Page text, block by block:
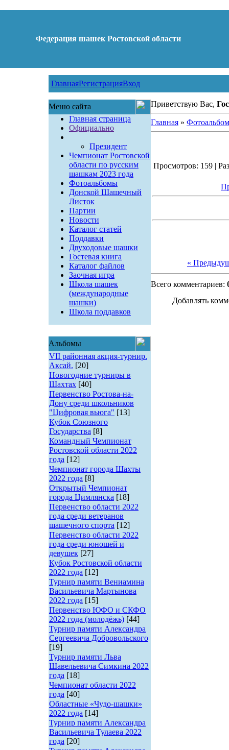
Федерация шашек Ростовской области
ГлавнаяРегистрацияВход
Меню сайта
Главная страница
Официально
Президент
Чемпионат Ростовской
области по русским
шашкам 2023 года
Фотоальбомы
Донской Шашечный
Листок
Партии
Новости
Каталог статей
Поддавки
Двуходовые шашки
Гостевая книга
Каталог файлов
Заочная игра
Школа шашек
(международные
шашки)
Школа поддавков
Альбомы
VII районная акция-турнир.
Аксай. [20]
Новогодние турниры в
Шахтах [40]
Первенство Ростова-на-
Дону среди школьников
"Цифровая вьюга" [13]
Кубок Союзного
Государства [8]
Командный Чемпионат
Ростовской области 2022
года [12]
Чемпионат города Шахты
2022 года [8]
Открытый Чемпионат
города Цимлянска [18]
Первенство области 2022
года среди ветеранов
шашечного спорта [12]
Первенство области 2022
года среди юношей и
девушек [27]
Кубок Ростовской области
2022 года [12]
Турнир памяти Вениамина
Васильевича Мартынова
2022 года [15]
Первенство ЮФО и СКФО
2022 года (молодёжь) [44]
Турнир памяти Александра
Сергеевича Добровольского
[19]
Турнир памяти Льва
Шавельевича Симкина 2022
года [18]
Чемпионат области 2022
года [40]
Областные «Чудо-шашки»
2022 года [14]
Турнир памяти Александра
Васильевича Тулаева 2022
года [20]
Приветствую Вас,
Главная» Фотоальбом
Просмотров: 159 |
«
Всего комментариев:
Добавлять